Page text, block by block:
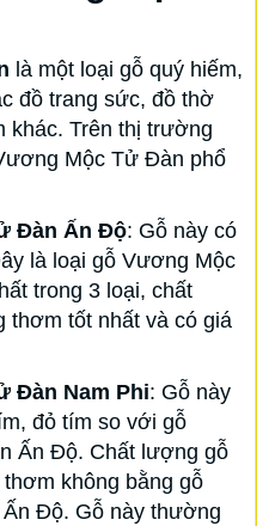
là một loại gỗ quý hiếm,
đồ trang sức, đồ thờ
khác. Trên thị trường
Mộc Tử Đàn phổ
Đàn Ấn Độ: Gỗ này có
là loại gỗ Vương Mộc
trong 3 loại, chất
thơm tốt nhất và có giá
Đàn Nam Phi: Gỗ này
đỏ tím so với gỗ
Ấn Độ. Chất lượng gỗ
không bằng gỗ
Độ. Gỗ này thường